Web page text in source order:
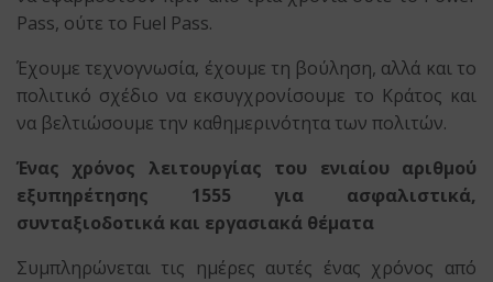
Pass, ούτε το Fuel Pass.
Έχουμε τεχνογνωσία, έχουμε τη βούληση, αλλά και το
πολιτικό σχέδιο να εκσυγχρονίσουμε το Κράτος και
να βελτιώσουμε την καθημερινότητα των πολιτών.
Ένας χρόνος λειτουργίας του ενιαίου αριθμού
εξυπηρέτησης 1555 για ασφαλιστικά,
συνταξιοδοτικά και εργασιακά θέματα
Συμπληρώνεται τις ημέρες αυτές ένας χρόνος από